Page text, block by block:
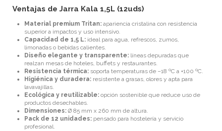
Ventajas de Jarra Kala 1,5L (12uds)
Material premium Tritan: apariencia cristalina con resistencia
superior a impactos y uso intensivo.
Capacidad de 1,5 L: ideal para agua, refrescos, zumos,
limonadas o bebidas calientes.
Diseño elegante y transparente: líneas depuradas que
realzan mesas de hoteles, buffets y restaurantes.
Resistencia térmica: soporta temperaturas de –18 ºC a +100 ºC.
Higiénica y duradera: resistente a grasas, olores y apta para
lavavajillas.
Ecológica y reutilizable: opción sostenible que reduce uso de
productos desechables.
Dimensiones: Ø 85 mm x 260 mm de altura.
Pack de 12 unidades: pensado para hostelería y servicio
profesional.